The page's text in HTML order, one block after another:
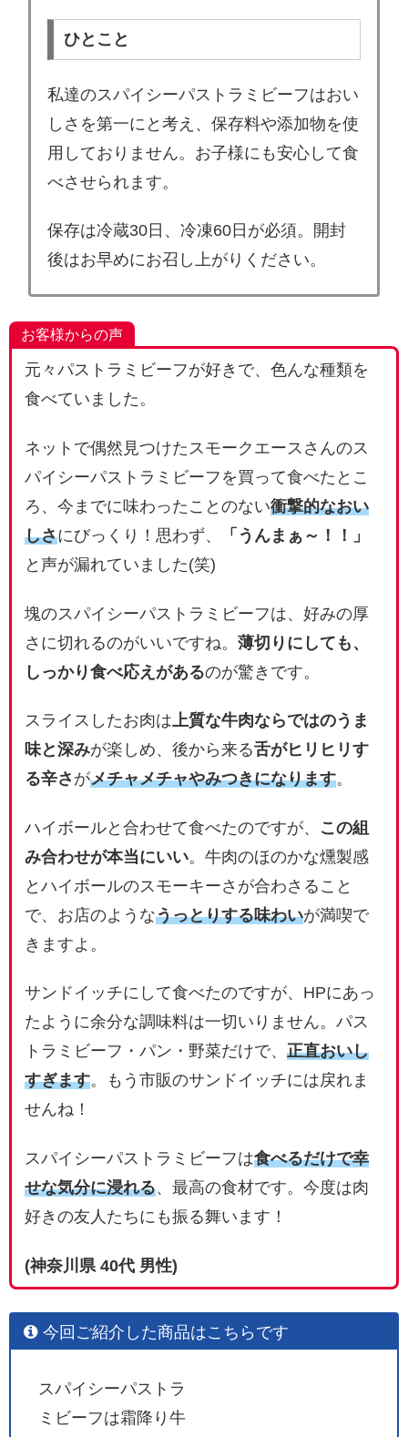
ひとこと
私達のスパイシーパストラミビーフはおい
しさを第一にと考え、保存料や添加物を使
用しておりません。お子様にも安心して食
べさせられます。
保存は冷蔵30日、冷凍60日が必須。開封
後はお早めにお召し上がりください。
お客様からの声
元々パストラミビーフが好きで、色んな種類を
食べていました。
ネットで偶然見つけたスモークエースさんのス
パイシーパストラミビーフを買って食べたとこ
ろ、今までに味わったことのない衝撃的なおい
しさにびっくり！思わず、
「うんまぁ～！！」
と声が漏れていました(笑)
塊のスパイシーパストラミビーフは、好みの厚
さに切れるのがいいですね。薄切りにしても、
しっかり食べ応えがあるのが驚きです。
スライスしたお肉は上質な牛肉ならではのうま
味と深みが楽しめ、後から来る舌がヒリヒリす
る辛さ がメチャメチャやみつきになります。
ハイボールと合わせて食べたのですが、 この組
み合わせが本当にいい。牛肉のほのかな燻製感
とハイボールのスモーキーさが合わさること
で、お店のようなうっとりする味わいが満喫で
きますよ。
サンドイッチにして食べたのですが、HPにあっ
たように余分な調味料は一切いりません。パス
トラミビーフ・パン・野菜だけで、正直おいし
すぎます。もう市販のサンドイッチには戻れま
せんね！
スパイシーパストラミビーフは食べるだけで幸
せな気分に浸れる、最高の食材です。今度は肉
好きの友人たちにも振る舞います！
(神奈川県 40代 男性)
今回ご紹介した商品はこちらです
スパイシーパストラ
ミビーフは霜降り牛